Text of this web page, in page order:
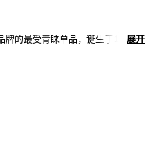
牌的最受青睐单品，诞生于1910年
寸从小号到中号，众多不同颜色和
使每一个包款都独一无二，线条
又不失时尚风格。
展开
展开